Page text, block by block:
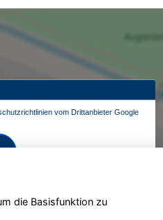
vom Drittanbieter Google
die Basisfunktion zu